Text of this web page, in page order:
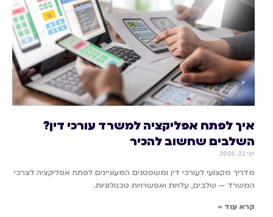
איך לפתח אפליקציה למשרד עורכי דין?
השלבים שחשוב להכיר
יוני 22, 2026
מדריך מקצועי לעורכי דין ומשפטנים המעוניינים לפתח אפליקציה לצרכי
המשרד — שלבים, עלויות ואפשרויות טכנולוגיות.
קרא עוד »